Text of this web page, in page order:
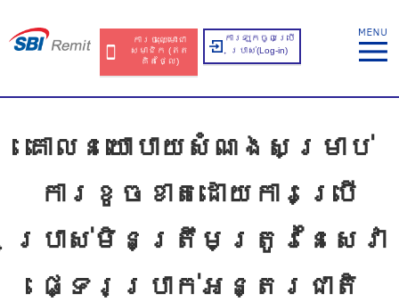
ការចុះឈ្មោះជា
សមាជិក​​ (ឥត​
គិត​ថ្លៃ​)
ការឡុកចូលប្រើ
ប្រាស់​(Log-in)
គោលនយោបាយសំណងសម្រាប់
ការខូចខាតដោយការប្រើ
ប្រាស់មិនត្រឹមត្រូវនៃសេវា
ផ្ទេរប្រាក់អន្តរជាតិ